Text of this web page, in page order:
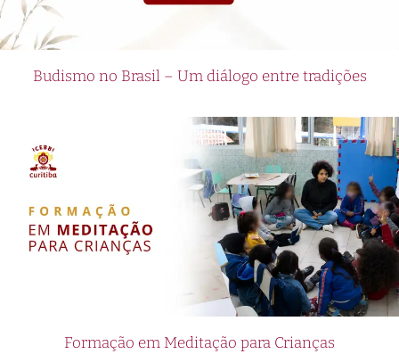
Budismo no Brasil – Um diálogo entre tradições
Formação em Meditação para Crianças